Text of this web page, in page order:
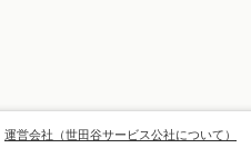
運営会社（世田谷サービス公社について）